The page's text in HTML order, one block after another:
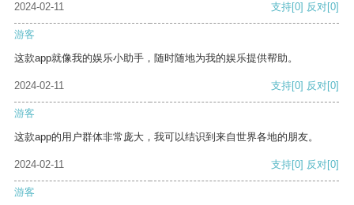
2024-02-11 支持[0] 反对[0]
游客
这款app就像我的娱乐小助手，随时随地为我的娱乐提供帮助。
2024-02-11 支持[0] 反对[0]
游客
这款app的用户群体非常庞大，我可以结识到来自世界各地的朋友。
2024-02-11 支持[0] 反对[0]
游客